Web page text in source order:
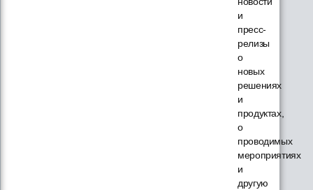
и
пресс-
релизы
о
новых
решениях
и
продуктах,
о
проводимых
мероприятиях
и
другую